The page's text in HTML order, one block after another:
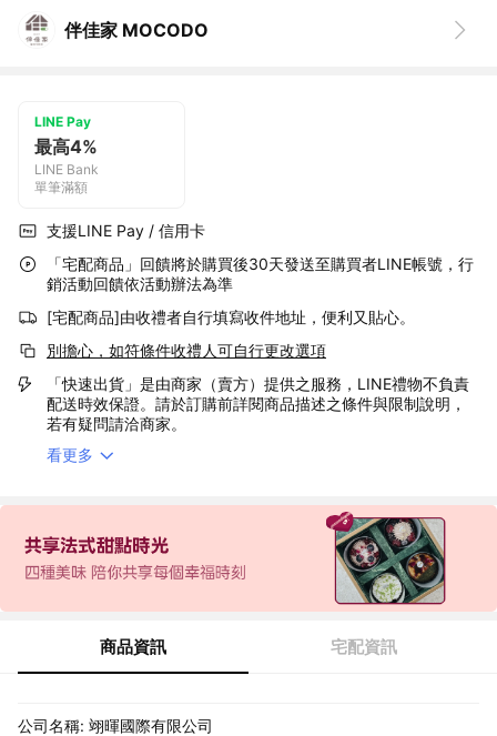
伴佳家 MOCODO
LINE Pay
最高4%
LINE Bank
單筆滿額
支援LINE Pay / 信用卡
「宅配商品」回饋將於購買後30天發送至購買者LINE帳號，行
銷活動回饋依活動辦法為準
[宅配商品]由收禮者自行填寫收件地址，便利又貼心。
別擔心，如符條件收禮人可自行更改選項
「快速出貨」是由商家（賣方）提供之服務，LINE禮物不負責
配送時效保證。請於訂購前詳閱商品描述之條件與限制說明，
若有疑問請洽商家。
看更多
商品資訊 宅配資訊
公司名稱: 翊暉國際有限公司